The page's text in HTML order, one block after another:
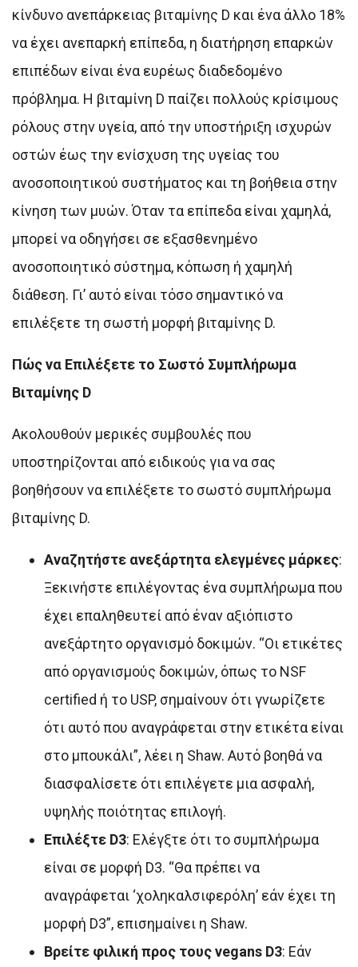
κίνδυνο ανεπάρκειας βιταμίνης D και ένα άλλο 18%
να έχει ανεπαρκή επίπεδα, η διατήρηση επαρκών
επιπέδων είναι ένα ευρέως διαδεδομένο
πρόβλημα. Η βιταμίνη D παίζει πολλούς κρίσιμους
ρόλους στην υγεία, από την υποστήριξη ισχυρών
οστών έως την ενίσχυση της υγείας του
ανοσοποιητικού συστήματος και τη βοήθεια στην
κίνηση των μυών. Όταν τα επίπεδα είναι χαμηλά,
μπορεί να οδηγήσει σε εξασθενημένο
ανοσοποιητικό σύστημα, κόπωση ή χαμηλή
διάθεση. Γι’ αυτό είναι τόσο σημαντικό να
επιλέξετε τη σωστή μορφή βιταμίνης D.
Πώς να Επιλέξετε το Σωστό Συμπλήρωμα
Βιταμίνης D
Ακολουθούν μερικές συμβουλές που
υποστηρίζονται από ειδικούς για να σας
βοηθήσουν να επιλέξετε το σωστό συμπλήρωμα
βιταμίνης D.
Αναζητήστε ανεξάρτητα ελεγμένες μάρκες:
Ξεκινήστε επιλέγοντας ένα συμπλήρωμα που
έχει επαληθευτεί από έναν αξιόπιστο
ανεξάρτητο οργανισμό δοκιμών. “Οι ετικέτες
από οργανισμούς δοκιμών, όπως το NSF
certified ή το USP, σημαίνουν ότι γνωρίζετε
ότι αυτό που αναγράφεται στην ετικέτα είναι
στο μπουκάλι”, λέει η Shaw. Αυτό βοηθά να
διασφαλίσετε ότι επιλέγετε μια ασφαλή,
υψηλής ποιότητας επιλογή.
Επιλέξτε D3: Ελέγξτε ότι το συμπλήρωμα
είναι σε μορφή D3. “Θα πρέπει να
αναγράφεται ‘χοληκαλσιφερόλη’ εάν έχει τη
μορφή D3”, επισημαίνει η Shaw.
Βρείτε φιλική προς τους vegans D3: Εάν